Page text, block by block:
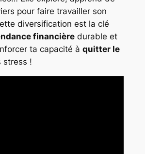
pour faire travailler son
diversification est la clé
financièredurable et
ta capacité à quitter le
stress !